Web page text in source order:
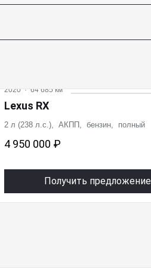
2020 · 64 685 км
Lexus RX
2 л (238 л.с.), АКПП, бензин, полный
4 950 000 ₽
Получить предложение